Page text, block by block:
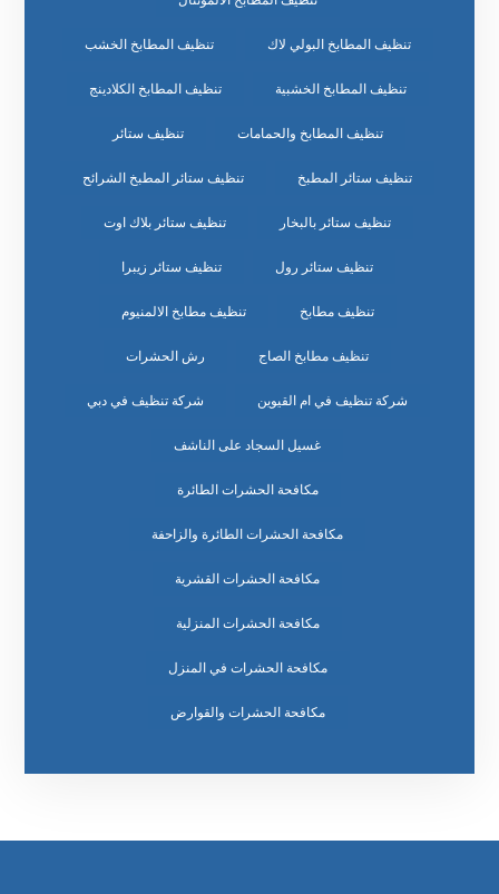
تنظيف المطابخ البولي لاك تنظيف المطابخ الخشب
تنظيف المطابخ الخشبية تنظيف المطابخ الكلادينج
تنظيف المطابخ والحمامات تنظيف ستائر
تنظيف ستائر المطبخ تنظيف ستائر المطبخ الشرائح
تنظيف ستائر بالبخار تنظيف ستائر بلاك اوت
تنظيف ستائر رول تنظيف ستائر زيبرا
تنظيف مطابخ تنظيف مطابخ الالمنيوم
تنظيف مطابخ الصاج رش الحشرات
شركة تنظيف في ام القيوين شركة تنظيف في دبي
غسيل السجاد على الناشف
مكافحة الحشرات الطائرة
مكافحة الحشرات الطائرة والزاحفة
مكافحة الحشرات القشرية
مكافحة الحشرات المنزلية
مكافحة الحشرات في المنزل
مكافحة الحشرات والقوارض